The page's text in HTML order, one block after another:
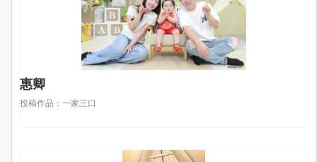
惠卿
投稿作品：一家三口